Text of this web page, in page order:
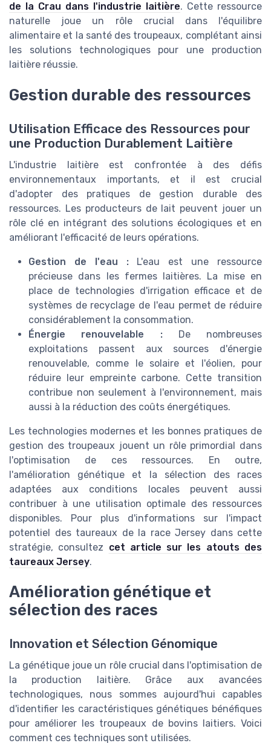
de la Crau dans l'industrie laitière. Cette ressource
naturelle joue un rôle crucial dans l'équilibre
alimentaire et la santé des troupeaux, complétant ainsi
les solutions technologiques pour une production
laitière réussie.
Gestion durable des ressources
Utilisation Efficace des Ressources pour
une Production Durablement Laitière
L'industrie laitière est confrontée à des défis
environnementaux importants, et il est crucial
d'adopter des pratiques de gestion durable des
ressources. Les producteurs de lait peuvent jouer un
rôle clé en intégrant des solutions écologiques et en
améliorant l'efficacité de leurs opérations.
Gestion de l'eau :L'eau est une ressource
précieuse dans les fermes laitières. La mise en
place de technologies d'irrigation efficace et de
systèmes de recyclage de l'eau permet de réduire
considérablement la consommation.
Énergie renouvelable :De nombreuses
exploitations passent aux sources d'énergie
renouvelable, comme le solaire et l'éolien, pour
réduire leur empreinte carbone. Cette transition
contribue non seulement à l'environnement, mais
aussi à la réduction des coûts énergétiques.
Les technologies modernes et les bonnes pratiques de
gestion des troupeaux jouent un rôle primordial dans
l'optimisation de ces ressources. En outre,
l'amélioration génétique et la sélection des races
adaptées aux conditions locales peuvent aussi
contribuer à une utilisation optimale des ressources
disponibles. Pour plus d'informations sur l'impact
potentiel des taureaux de la race Jersey dans cette
stratégie, consultez cet article sur les atouts des
taureaux Jersey.
Amélioration génétique et
sélection des races
Innovation et Sélection Génomique
La génétique joue un rôle crucial dans l'optimisation de
la production laitière. Grâce aux avancées
technologiques, nous sommes aujourd'hui capables
d'identifier les caractéristiques génétiques bénéfiques
pour améliorer les troupeaux de bovins laitiers. Voici
comment ces techniques sont utilisées.